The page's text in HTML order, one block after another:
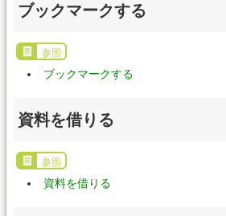
ブックマークする
参照
ブックマークする
資料を借りる
参照
資料を借りる